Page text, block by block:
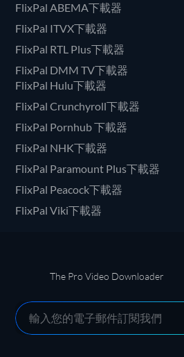
FlixPal ABEMA下載器
FlixPal ITVX下載器
FlixPal RTL Plus下載器
FlixPal DMM TV下載器
FlixPal Hulu下載器
FlixPal Crunchyroll下載器
FlixPal Pornhub 下載器
FlixPal NHK下載器
FlixPal Paramount Plus下載器
FlixPal Peacock下載器
FlixPal Viki下載器
The Pro Video Downloader